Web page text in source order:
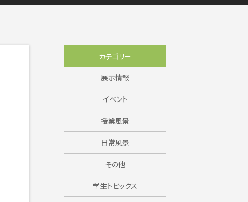
カテゴリー
展示情報
イベント
授業風景
日常風景
その他
学生トピックス